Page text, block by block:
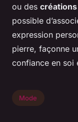
ou des
possible
expression
pierre, façonne
confiance en soi
Mode